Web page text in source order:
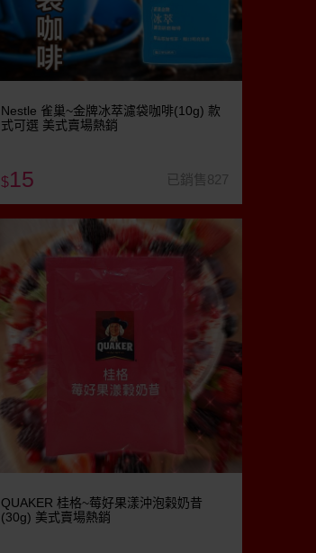
Nestle 雀巢~金牌冰萃濾袋咖啡(10g) 款
式可選 美式賣場熱銷
$15 已銷售827
QUAKER 桂格~莓好果漾沖泡榖奶昔
(30g) 美式賣場熱銷